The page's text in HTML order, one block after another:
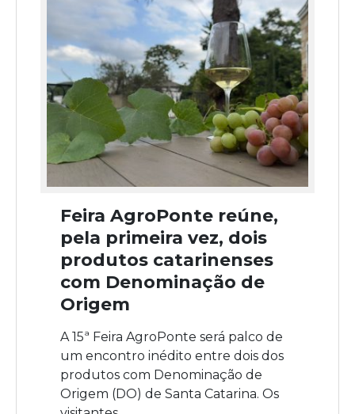
Feira AgroPonte reúne,
pela primeira vez, dois
produtos catarinenses
com Denominação de
Origem
A 15ª Feira AgroPonte será palco de
um encontro inédito entre dois dos
produtos com Denominação de
Origem (DO) de Santa Catarina. Os